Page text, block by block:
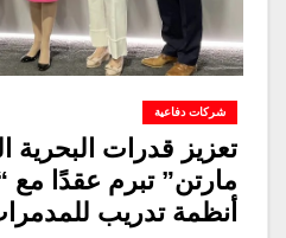
شركات دفاعية
تعزيز قدرات البحرية
أنظمة تدريب